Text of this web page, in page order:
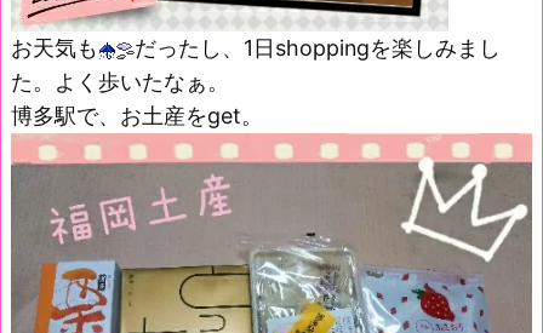
お天気も
だったし、1日shoppingを楽しみまし
た。よく歩いたなぁ。
博多駅で、お土産をget。